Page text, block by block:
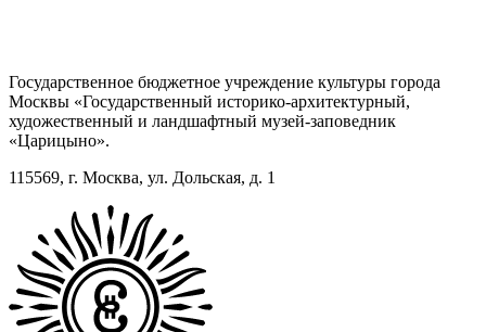
Государственное бюджетное учреждение культуры города
Москвы «Государственный историко-архитектурный,
художественный и ландшафтный музей-заповедник
«Царицыно».
115569, г. Москва, ул. Дольская, д. 1